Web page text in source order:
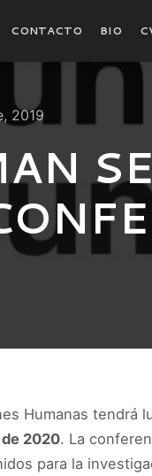
CONTACTO BIO
2019
Humanas tendrá
de 2020. La
para la